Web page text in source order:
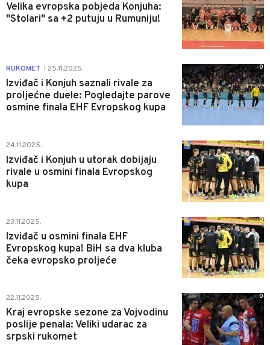
Velika evropska pobjeda Konjuha:
"Stolari" sa +2 putuju u Rumuniju!
RUKOMET 25.11.2025.
Izviđač i Konjuh saznali rivale za
proljećne duele: Pogledajte parove
osmine finala EHF Evropskog kupa
0
24.11.2025.
Izviđač i Konjuh u utorak dobijaju
rivale u osmini finala Evropskog
kupa
0
23.11.2025.
Izviđač u osmini finala EHF
Evropskog kupa! BiH sa dva kluba
čeka evropsko proljeće
0
22.11.2025.
Kraj evropske sezone za Vojvodinu
poslije penala: Veliki udarac za
srpski rukomet
0